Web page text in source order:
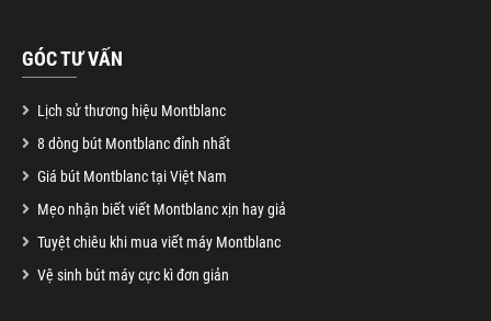
GÓC TƯ VẤN
Lịch sử thương hiệu Montblanc
8 dòng bút Montblanc đỉnh nhất
Giá bút Montblanc tại Việt Nam
Mẹo nhận biết viết Montblanc xịn hay giả
Tuyệt chiêu khi mua viết máy Montblanc
Vệ sinh bút máy cực kì đơn giản